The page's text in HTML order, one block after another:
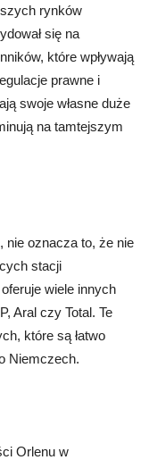
rynków
się na
które wpływają
prawne i
swoje własne duże
na tamtejszym
nie oznacza to, że nie
stacji
wiele innych
Aral czy Total. Te
które są łatwo
Niemczech.
Orlenu w